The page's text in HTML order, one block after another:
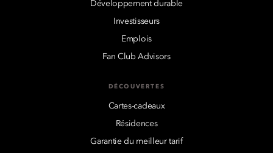
Développement durable
Investisseurs
Emplois
Fan Club Advisors
DÉCOUVERTES
Cartes-cadeaux
Résidences
Garantie du meilleur tarif